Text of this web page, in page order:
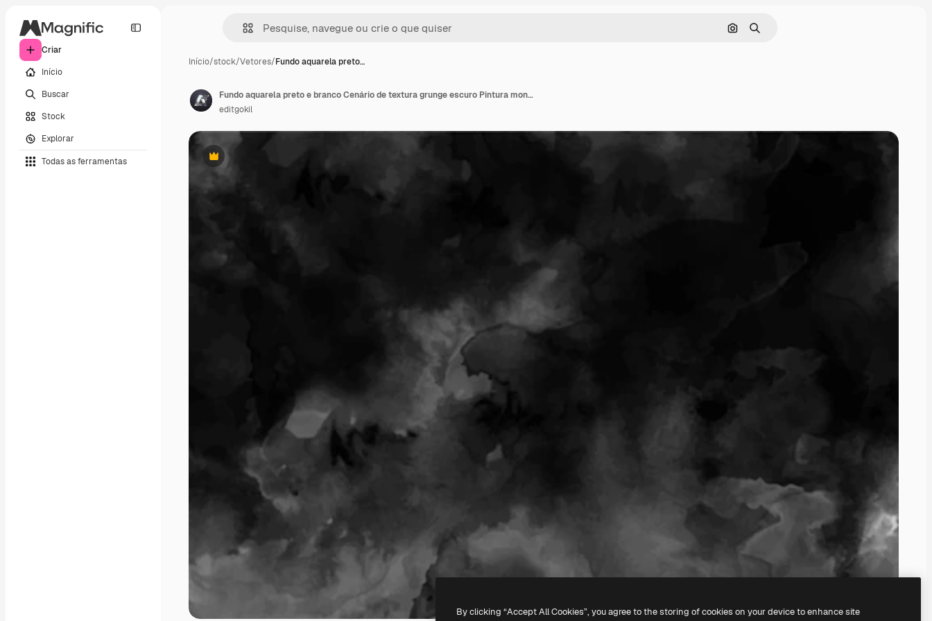
Criar
Início
Buscar
Stock
Explorar
Todas as ferramentas
Pesquisar por imagem
Buscar
Início/stock/Vetores/Fundo aquarela preto…
Premium
Fundo aquarela preto e branco Cenário de textura grunge escuro Pintura monocromática abstrata
editgokil
By clicking “Accept All Cookies”, you agree to the storing of cookies on your device to enhance site